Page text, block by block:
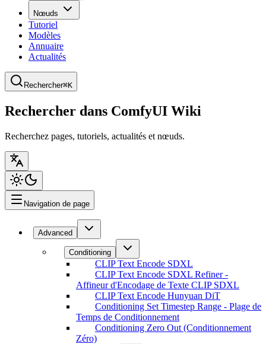
Nœuds
Tutoriel
Modèles
Annuaire
Actualités
Rechercher⌘K
Rechercher dans ComfyUI Wiki
Recherchez pages, tutoriels, actualités et nœuds.
Navigation de page
Advanced
Conditioning
CLIP Text Encode SDXL
CLIP Text Encode SDXL Refiner -
Affineur d'Encodage de Texte CLIP SDXL
CLIP Text Encode Hunyuan DiT
Conditioning Set Timestep Range - Plage de
Temps de Conditionnement
Conditioning Zero Out (Conditionnement
Zéro)